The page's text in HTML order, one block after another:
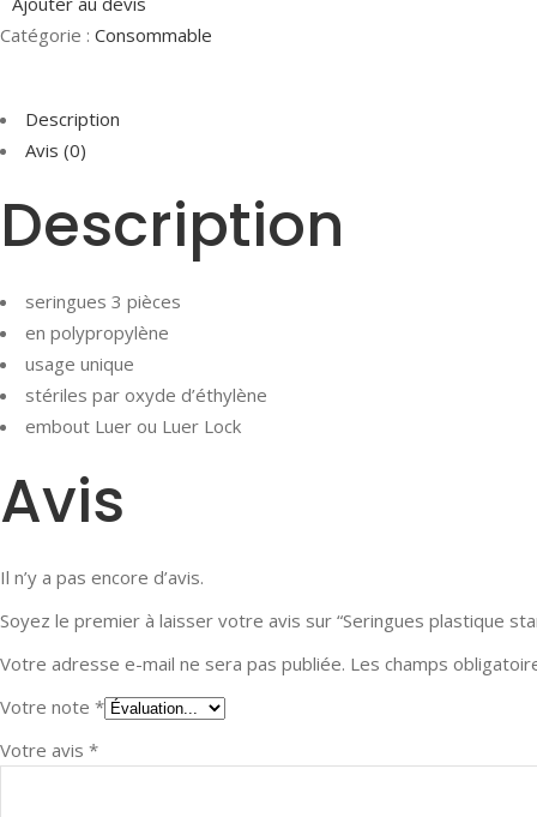
Catégorie : Consommable
Description
Avis (0)
Description
seringues 3 pièces
en polypropylène
usage unique
stériles par oxyde d’éthylène
embout Luer ou Luer Lock
Avis
Il n’y a pas encore d’avis.
Soyez le premier à laisser votre avis sur “Seringues plastique
Votre adresse e-mail ne sera pas publiée. Les champs
Votre note *
Votre avis *